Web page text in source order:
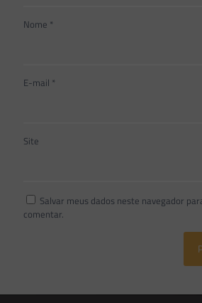
Nome *
E-mail *
Site
Salvar meus dados neste navegador
comentar.